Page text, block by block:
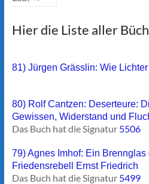
Hier die Liste aller
81) Jürgen Grässlin: Wie
80) Rolf Cantzen: Deserteure:
Gewissen, Widerstand und
Das Buch hat die Signatur 5506
79) Agnes Imhof: Ein
Friedensrebell Ernst Friedrich
Das Buch hat die Signatur 5499